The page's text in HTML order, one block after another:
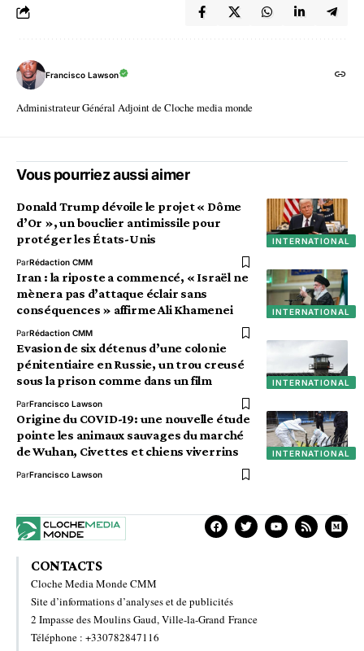
Francisco Lawson
Administrateur Général Adjoint de Cloche media monde
Vous pourriez aussi aimer
INTERNATIONAL
Donald Trump dévoile le projet « Dôme
d’Or », un bouclier antimissile pour
protéger les États-Unis
ParRédaction CMM
INTERNATIONAL
Iran : la riposte a commencé, « Israël ne
mènera pas d’attaque éclair sans
conséquences » affirme Ali Khamenei
ParRédaction CMM
INTERNATIONAL
Evasion de six détenus d’une colonie
pénitentiaire en Russie, un trou creusé
sous la prison comme dans un film
ParFrancisco Lawson
INTERNATIONAL
Origine du COVID-19: une nouvelle étude
pointe les animaux sauvages du marché
de Wuhan, Civettes et chiens viverrins
ParFrancisco Lawson
CONTACTS
Cloche Media Monde CMM
Site d’informations d’analyses et de publicités
2 Impasse des Moulins Gaud, Ville-la-Grand France
Téléphone : +330782847116